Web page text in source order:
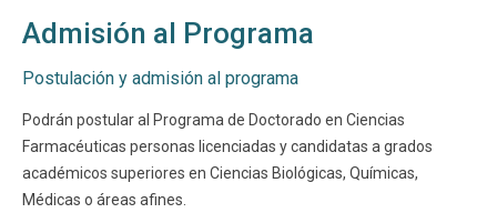
EXTENSIÓNY VINCULACIÓN
BIBLIOTECA
DEPARTAMENTOS
FACULTAD
Estudiantes
Admisión al Programa
Postulación y admisión al programa
Podrán postular al Programa de Doctorado en Ciencias
Farmacéuticas personas licenciadas y candidatas a grados
académicos superiores en Ciencias Biológicas, Químicas,
Médicas o áreas afines.